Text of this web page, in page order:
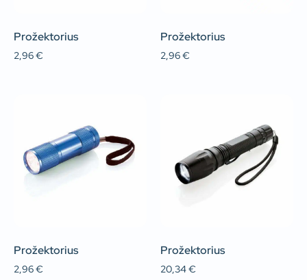
Prožektorius
2,96€
Prožektorius
2,96€
Prožektorius
2,96€
Prožektorius
20,34€